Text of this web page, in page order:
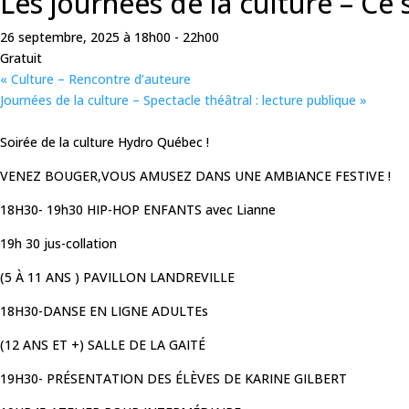
26 septembre, 2025 à 18h00 - 22h00
Gratuit
« Culture – Rencontre d’auteure
Journées de la culture – Spectacle théâtral : lecture publique »
Soirée de la culture Hydro Québec !
VENEZ BOUGER,VOUS AMUSEZ DANS UNE AMBIANCE FESTIVE !
18H30- 19h30 HIP-HOP ENFANTS avec Lianne
19h 30 jus-collation
(5 À 11 ANS ) PAVILLON LANDREVILLE
18H30-DANSE EN LIGNE ADULTEs
(12 ANS ET +) SALLE DE LA GAITÉ
19H30- PRÉSENTATION DES ÉLÈVES DE KARINE GILBERT